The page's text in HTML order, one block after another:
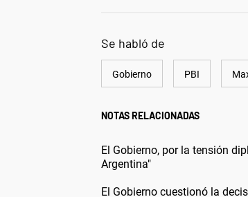
Se habló de
Gobierno PBI
NOTAS RELACIONADAS
El Gobierno, por la tensión
Argentina"
El Gobierno cuestionó la